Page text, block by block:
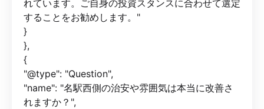
れています。ご自身の投資スタンスに合わせて選定
することをお勧めします。"
}
},
{
"@type": "Question",
"name": "名駅西側の治安や雰囲気は本当に改善さ
れますか？",